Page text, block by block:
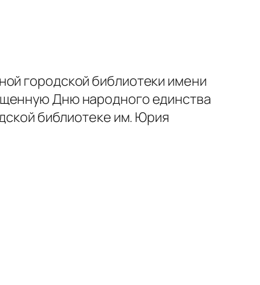
городской библиотеки имени
Дню народного единства
библиотеке им. Юрия